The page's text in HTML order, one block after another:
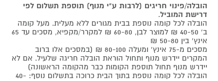
הובלה/פינוי חריגים (לרבות ע"י מנוף) תוספת תשלום לפי
דרישת המוביל.
הובלה לכל קומה נוספת בבית מגורים ללא מעלית. מעל קומה
ב' 40-50 ₪ למוצר לבן, 60-80 ₪ למקרר/מקפיא, מסכים עד 65
אינץ' בין 50-80 ₪
מסכים מ-75 אינץ' ומעלה 80-100 ₪ (במסכים אלו ברוב
המקרים יידרש מנוף ותחול הוראת הובלה חריגה שלעיל. אם לא
יידרש מנוף תחול תוספת הקומות כבר מהקומה הראשונה)
הובלה לכל קומה נוספת בתוך הבית כרוכה בתשלום נוסף: 40-